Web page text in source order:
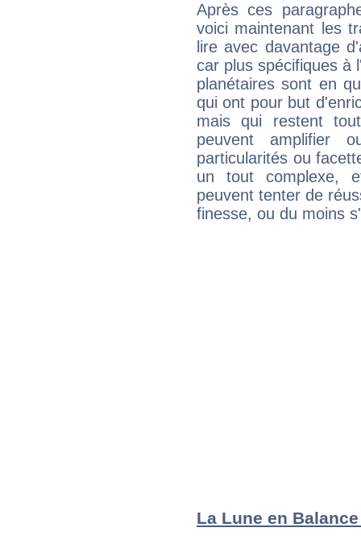
Après ces
voici maintenant les
lire avec davantage
car plus spécifiques à
planétaires sont en
qui ont pour but
mais qui restent
peuvent amplifier
particularités ou
un tout complexe,
peuvent tenter de
finesse, ou du moins
La Lune en